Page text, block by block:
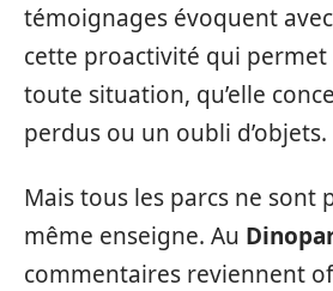
témoignages évoquent
cette proactivité qui
toute situation, qu’elle
perdus ou un oubli d’objets.
Mais tous les parcs ne sont
même enseigne. Au
commentaires reviennent